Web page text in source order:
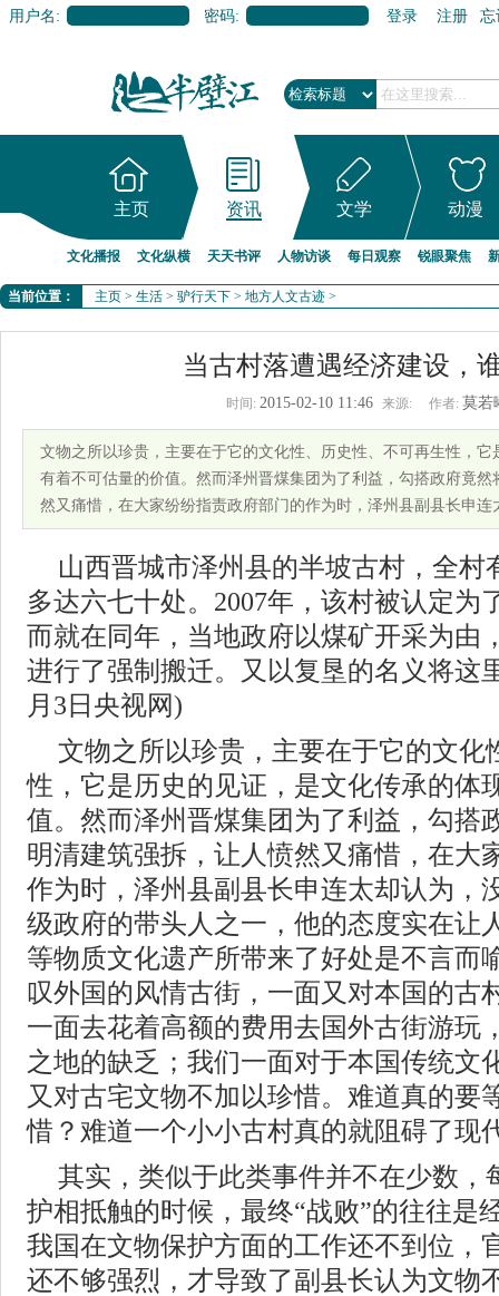
用户名: 密码: 登录 注册 忘
主页 资讯 文学 动漫
文化播报 文化纵横 天天书评 人物访谈 每日观察 锐眼聚焦
当前位置： 主页 > 生活 > 驴行天下 > 地方人文古迹 >
当古村落遭遇经济建设，
时间: 2015-02-10 11:46 来源: 作者: 莫
文物之所以珍贵，主要在于它的文化性、历史性、不可再生性，
有着不可估量的价值。然而泽州晋煤集团为了利益，勾搭政府竟
然又痛惜，在大家纷纷指责政府部门的作为时，泽州县副县长申连
山西晋城市泽州县的半坡古村，全村
多达六七十处。2007年，该村被认定为
而就在同年，当地政府以煤矿开采为由
进行了强制搬迁。又以复垦的名义将这
月3日央视网)
文物之所以珍贵，主要在于它的文化
性，它是历史的见证，是文化传承的体
值。然而泽州晋煤集团为了利益，勾搭
明清建筑强拆，让人愤然又痛惜，在大
作为时，泽州县副县长申连太却认为，
级政府的带头人之一，他的态度实在让
等物质文化遗产所带来了好处是不言而
叹外国的风情古街，一面又对本国的古
一面去花着高额的费用去国外古街游玩
之地的缺乏；我们一面对于本国传统文
又对古宅文物不加以珍惜。难道真的要
惜？难道一个小小古村真的就阻碍了现
其实，类似于此类事件并不在少数，
护相抵触的时候，最终“战败”的往往是
我国在文物保护方面的工作还不到位，
还不够强烈，才导致了副县长认为文物